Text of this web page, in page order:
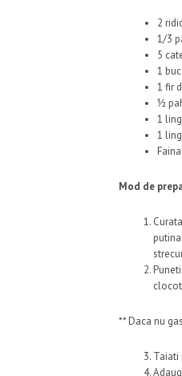
2
1/3
5
1
1 fir
½
1
1
Mod de
** Daca nu
Taiati